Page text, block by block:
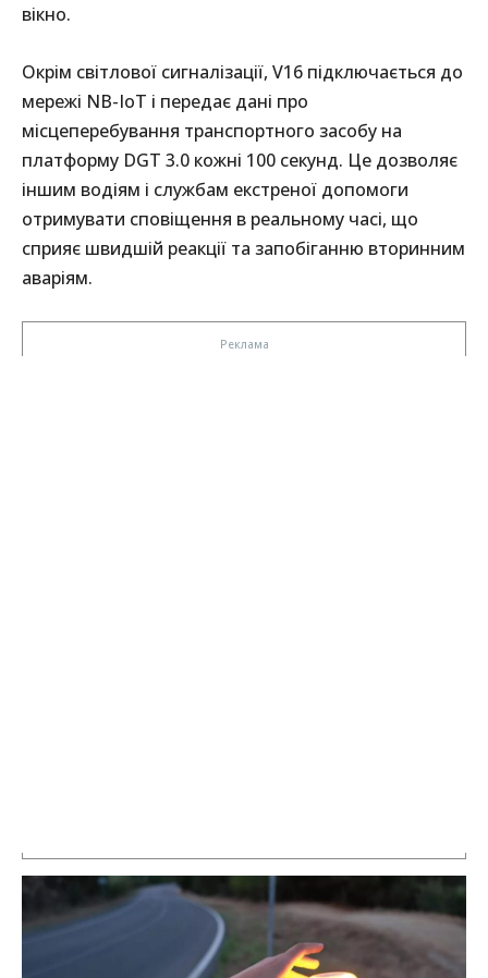
вікно.
Окрім світлової сигналізації, V16 підключається до
мережі NB-IoT і передає дані про
місцеперебування транспортного засобу на
платформу DGT 3.0 кожні 100 секунд. Це дозволяє
іншим водіям і службам екстреної допомоги
отримувати сповіщення в реальному часі, що
сприяє швидшій реакції та запобіганню вторинним
аваріям.